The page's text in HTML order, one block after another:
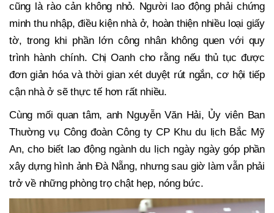
cũng là rào cản không nhỏ. Người lao động phải chứng
minh thu nhập, điều kiện nhà ở, hoàn thiện nhiều loại giấy
tờ, trong khi phần lớn công nhân không quen với quy
trình hành chính. Chị Oanh cho rằng nếu thủ tục được
đơn giản hóa và thời gian xét duyệt rút ngắn, cơ hội tiếp
cận nhà ở sẽ thực tế hơn rất nhiều.
Cùng mối quan tâm, anh Nguyễn Văn Hải, Ủy viên Ban
Thường vụ Công đoàn Công ty CP Khu du lịch Bắc Mỹ
An, cho biết lao động ngành du lịch ngày ngày góp phần
xây dựng hình ảnh Đà Nẵng, nhưng sau giờ làm vẫn phải
trở về những phòng trọ chật hẹp, nóng bức.